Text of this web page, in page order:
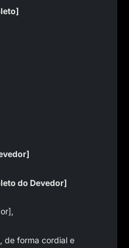
do Devedor]
de forma cordial e